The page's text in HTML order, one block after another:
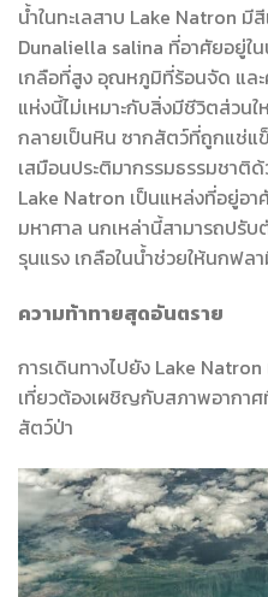
น้ำในทะเลสาบ Lake Natron
Dunaliella salina ที่อาศัยอยู่ใ
เกลือที่สูง อุณหภูมิที่ร้อนจัด และ
แห่งนี้ไม่เหมาะกับสิ่งมีชีวิตส่วน
กลายเป็นหิน ซากสัตว์ที่ถูกแช่แ
เสมือนประติมากรรมธรรมชาติ
Lake Natron เป็นแหล่งที่อยู่อ
มหาศาล นกเหล่านี้สามารถปรั
รุนแรง เกลือในน้ำช่วยให้นกฟล
ความท้าทายสุดอันตราย
การเดินทางไปยัง Lake
เที่ยวต้องเผชิญกับสภาพอากา
สัตว์ป่า